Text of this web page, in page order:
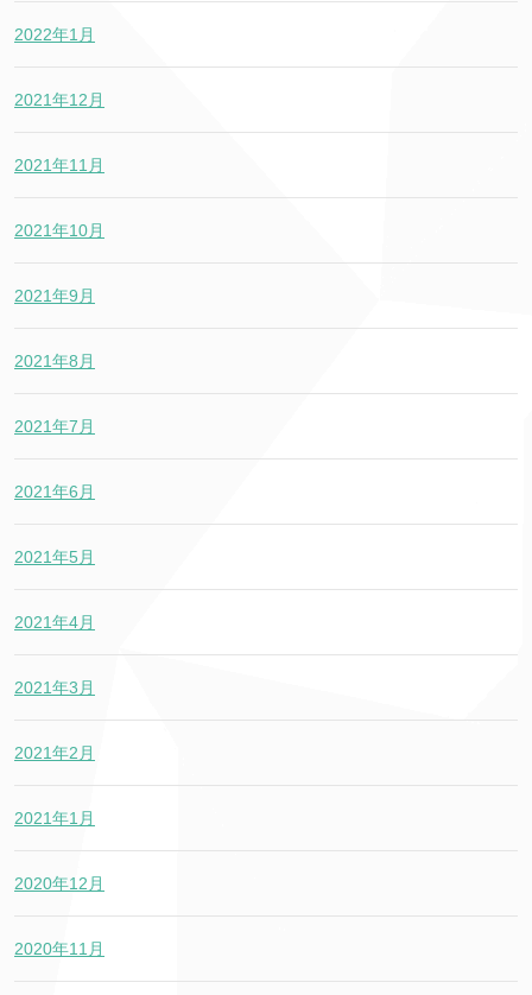
2022年1月
2021年12月
2021年11月
2021年10月
2021年9月
2021年8月
2021年7月
2021年6月
2021年5月
2021年4月
2021年3月
2021年2月
2021年1月
2020年12月
2020年11月